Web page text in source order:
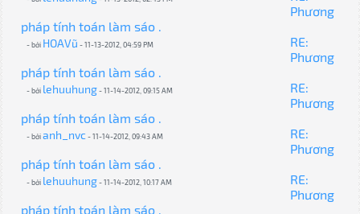
Phương
pháp tính toán làm sáo .
- bởi HOAVũ - 11-13-2012, 04:59 PM
RE:
Phương
pháp tính toán làm sáo .
- bởi lehuuhung- 11-14-2012, 09:15 AM
RE:
Phương
pháp tính toán làm sáo .
- bởianh_nvc- 11-14-2012, 09:43 AM
RE:
Phương
pháp tính toán làm sáo .
- bởi lehuuhung- 11-14-2012, 10:17 AM
RE:
Phương
pháp tính toán làm sáo .